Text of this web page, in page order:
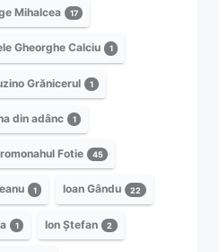
Mihalcea 17
Gheorghe Calciu 1
Grănicerul 1
din adânc 1
Fotie 45
1 Ioan Gându 22
1 Ion Ștefan 2